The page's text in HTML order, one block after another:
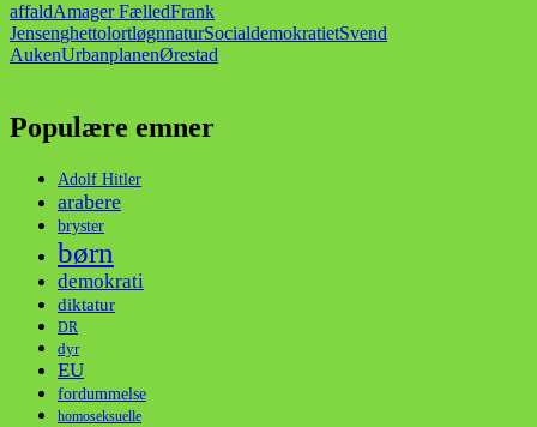
affaldAmager FælledFrank
JensenghettolortløgnnaturSocialdemokratietSvend
AukenUrbanplanenØrestad
Populære emner
Adolf Hitler
arabere
bryster
børn
demokrati
diktatur
DR
dyr
EU
fordummelse
homoseksuelle